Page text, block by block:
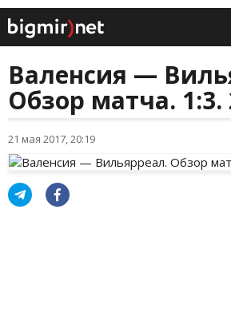
Валенсия —
Обзор матча. 1:3.
21 мая 2017, 20:19